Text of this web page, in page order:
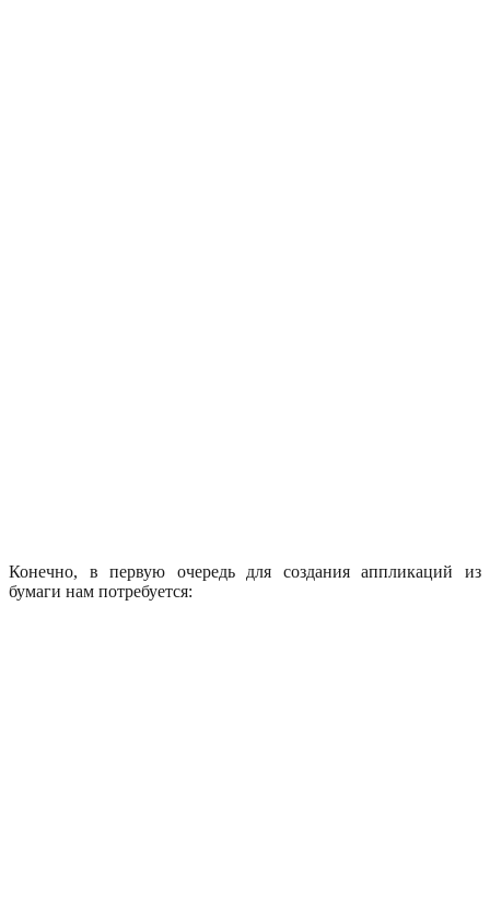
Конечно, в первую очередь для создания аппликаций из
бумаги нам потребуется: